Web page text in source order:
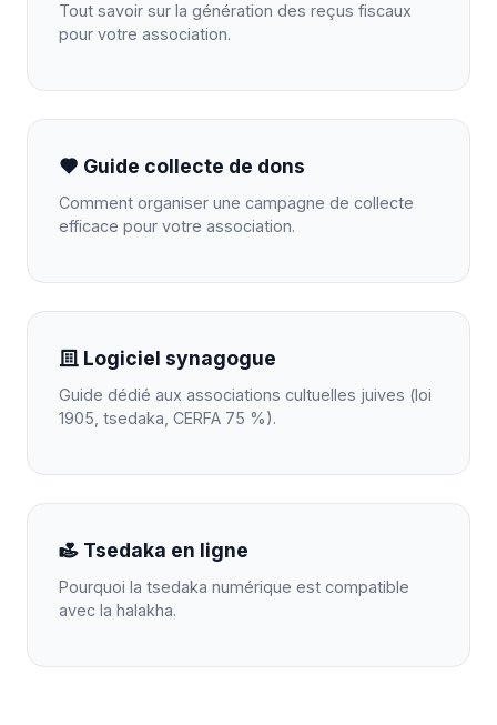
Tout savoir sur la génération des reçus fiscaux
pour votre association.
Guide collecte de dons
Comment organiser une campagne de collecte
efficace pour votre association.
Logiciel synagogue
Guide dédié aux associations cultuelles juives (loi
1905, tsedaka, CERFA 75 %).
Tsedaka en ligne
Pourquoi la tsedaka numérique est compatible
avec la halakha.